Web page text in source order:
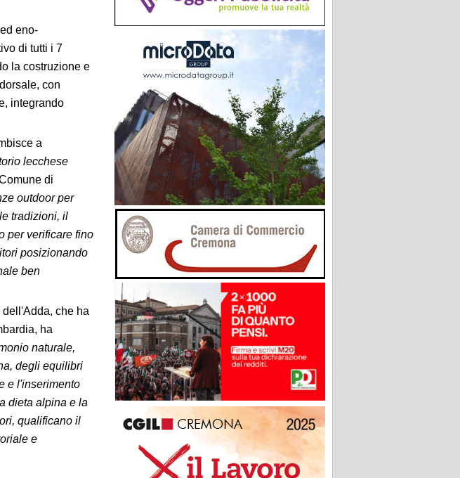
eno-
di tutti i 7
la costruzione e
con
integrando
a
lecchese
di
outdoor per
tradizioni, il
per verificare fino
posizionando
ben
che ha
ha
naturale,
degli equilibri
e l'inserimento
dieta alpina e la
qualificano il
e